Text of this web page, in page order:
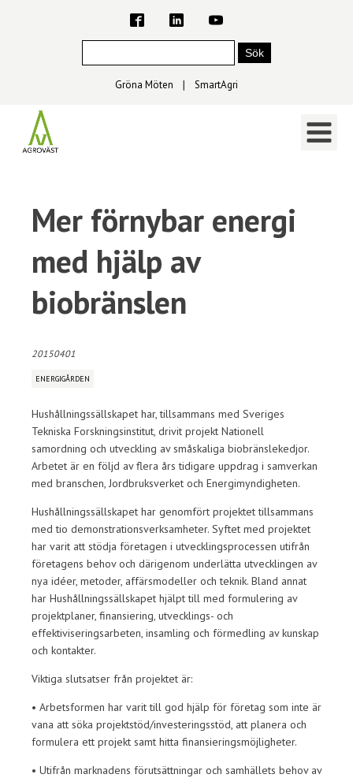
Gröna Möten ∣ SmartAgri
Mer förnybar energi
med hjälp av
biobränslen
20150401
ENERGIGÅRDEN
Hushållningssällskapet har, tillsammans med Sveriges
Tekniska Forskningsinstitut, drivit projekt Nationell
samordning och utveckling av småskaliga biobränslekedjor.
Arbetet är en följd av flera års tidigare uppdrag i samverkan
med branschen, Jordbruksverket och Energimyndigheten.
Hushållningssällskapet har genomfört projektet tillsammans
med tio demonstrationsverksamheter. Syftet med projektet
har varit att stödja företagen i utvecklingsprocessen utifrån
företagens behov och därigenom underlätta utvecklingen av
nya idéer, metoder, affärsmodeller och teknik. Bland annat
har Hushållningssällskapet hjälpt till med formulering av
projektplaner, finansiering, utvecklings- och
effektiviseringsarbeten, insamling och förmedling av kunskap
och kontakter.
Viktiga slutsatser från projektet är:
• Arbetsformen har varit till god hjälp för företag som inte är
vana att söka projektstöd/investeringsstöd, att planera och
formulera ett projekt samt hitta finansieringsmöjligheter.
• Utifrån marknadens förutsättningar och samhällets behov av